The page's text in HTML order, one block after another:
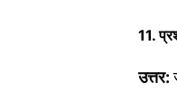
11.
उत्तर: